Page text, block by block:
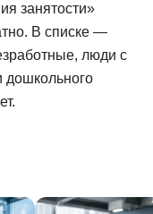
занятости»
В списке —
люди с
дошкольного